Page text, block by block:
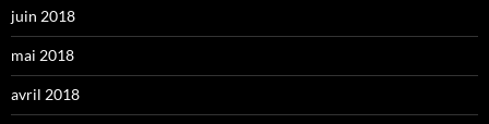
juin 2018
mai 2018
avril 2018